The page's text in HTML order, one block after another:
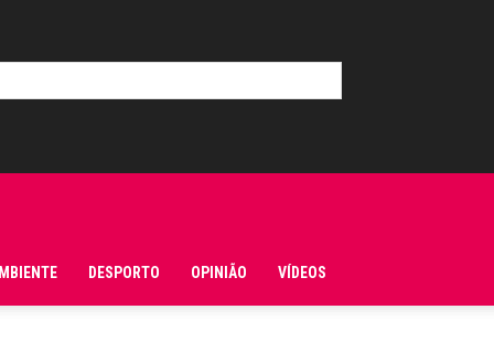
DESPORTO OPINIÃO VÍDEOS